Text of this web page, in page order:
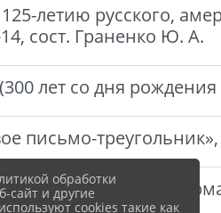
летию русского,
сост. Граненко Ю. А.
лет со дня
письмо-
о
обработки
сайт и другие
cookies такие как